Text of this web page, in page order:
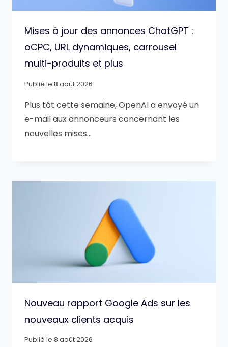
Mises à jour des annonces ChatGPT :
oCPC, URL dynamiques, carrousel
multi-produits et plus
Publié le 8 août 2026
Plus tôt cette semaine, OpenAI a envoyé un
e-mail aux annonceurs concernant les
nouvelles mises…
Nouveau rapport Google Ads sur les
nouveaux clients acquis
Publié le 8 août 2026